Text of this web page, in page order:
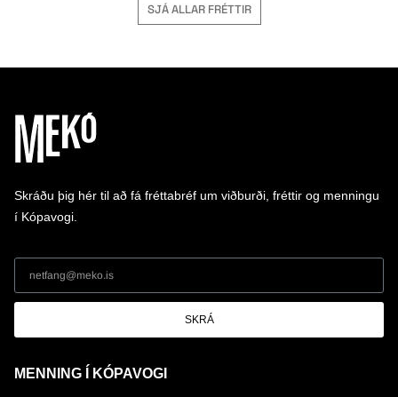
SJÁ ALLAR FRÉTTIR
Skráðu þig hér til að fá fréttabréf um viðburði, fréttir og menningu
í Kópavogi.
SKRÁ
MENNING Í KÓPAVOGI